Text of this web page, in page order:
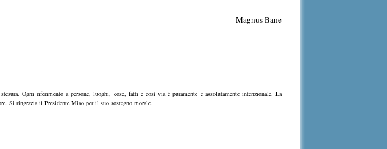
Magnus Bane
Ogni riferimento a persone, luoghi, cose, fatti e così via è puramente e assolutamente intenzionale. La
Si ringrazia il Presidente Miao per il suo sostegno morale.